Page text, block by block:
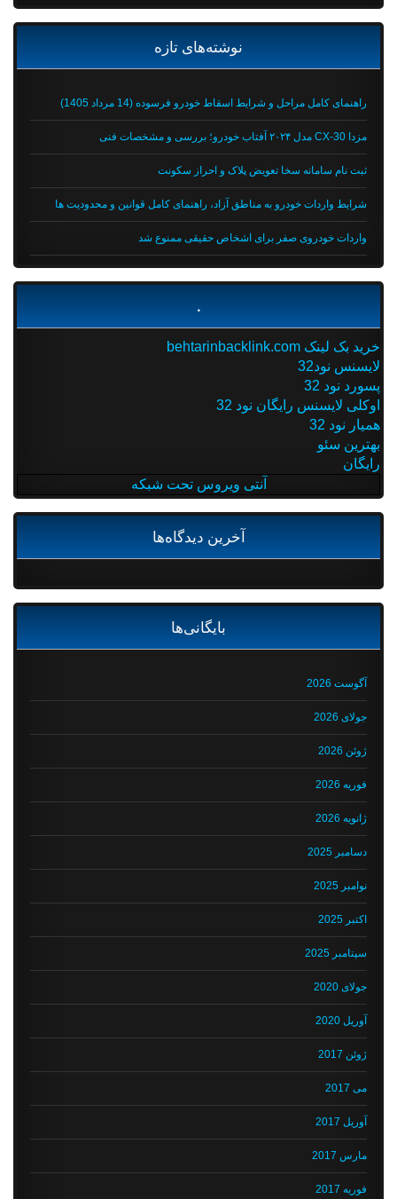
نوشته‌های تازه
راهنمای کامل مراحل و شرایط اسقاط خودرو فرسوده (14 مرداد 1405)
مزدا CX-30 مدل ۲۰۲۴ آفتاب خودرو؛ بررسی و مشخصات فنی
ثبت نام سامانه سخا تعویض پلاک و احراز سکونت
شرایط واردات خودرو به مناطق آزاد، راهنمای کامل قوانین و محدودیت ها
واردات خودروی صفر برای اشخاص حقیقی ممنوع شد
خرید بک لینک behtarinbacklink.com
لایسنس نود32
پسورد نود 32
اوکلی لایسنس رایگان نود 32
همیار نود 32
بهترین سئو
رایگان
آنتی ویروس تحت شبکه
آخرین دیدگاه‌ها
بایگانی‌ها
آگوست 2026
جولای 2026
ژوئن 2026
فوریه 2026
ژانویه 2026
دسامبر 2025
نوامبر 2025
اکتبر 2025
سپتامبر 2025
جولای 2020
آوریل 2020
ژوئن 2017
می 2017
آوریل 2017
مارس 2017
فوریه 2017